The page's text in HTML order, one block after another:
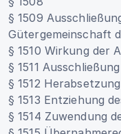
§ 1509
Gütergemeinschaft
§ 1510 Wirkung der
§ 1511
§ 1512
§ 1513 Entziehung
§ 1514 Zuwendung